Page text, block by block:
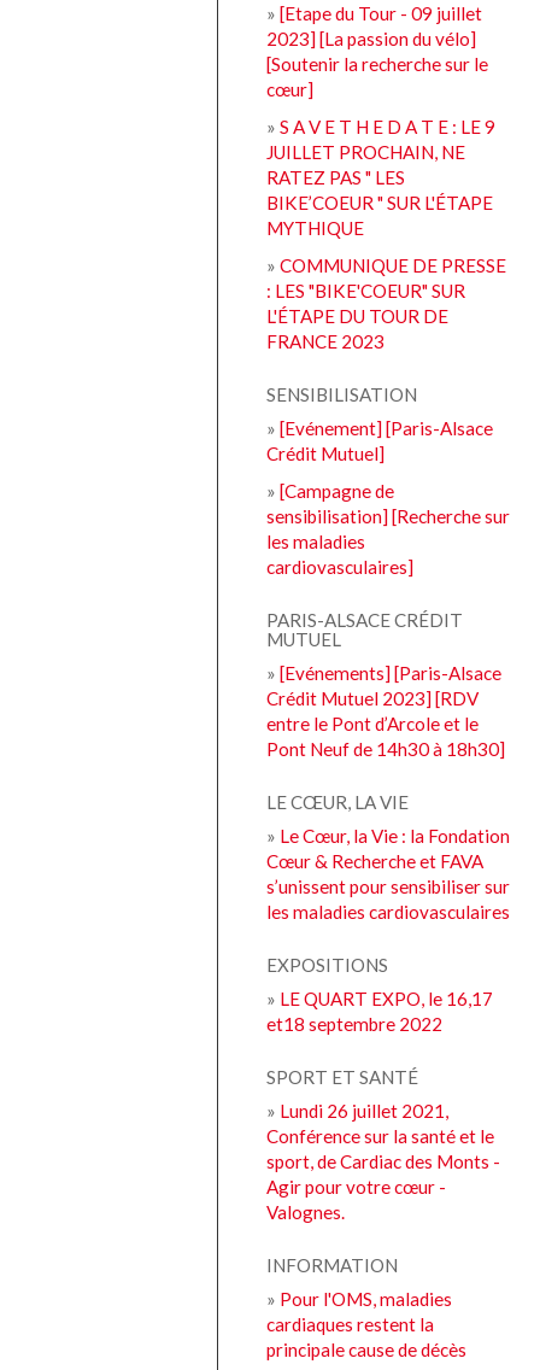
»[Etape du Tour - 09 juillet
2023] [La passion du vélo]
[Soutenir la recherche sur le
cœur]
»S A V E T H E D A T E : LE 9
JUILLET PROCHAIN, NE
RATEZ PAS " LES
BIKE’COEUR " SUR L'ÉTAPE
MYTHIQUE
»COMMUNIQUE DE PRESSE
: LES "BIKE'COEUR" SUR
L'ÉTAPE DU TOUR DE
FRANCE 2023
SENSIBILISATION
»[Evénement] [Paris-Alsace
Crédit Mutuel]
»[Campagne de
sensibilisation] [Recherche sur
les maladies
cardiovasculaires]
PARIS-ALSACE CRÉDIT
MUTUEL
»[Evénements] [Paris-Alsace
Crédit Mutuel 2023] [RDV
entre le Pont d’Arcole et le
Pont Neuf de 14h30 à 18h30]
LE CŒUR, LA VIE
» Le Cœur, la Vie : la Fondation
Cœur & Recherche et FAVA
s’unissent pour sensibiliser sur
les maladies cardiovasculaires
EXPOSITIONS
» LE QUART EXPO, le 16,17
et18 septembre 2022
SPORT ET SANTÉ
» Lundi 26 juillet 2021,
Conférence sur la santé et le
sport, de Cardiac des Monts -
Agir pour votre cœur -
Valognes.
INFORMATION
» Pour l'OMS, maladies
cardiaques restent la
principale cause de décès